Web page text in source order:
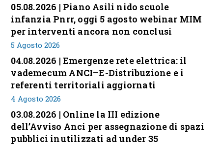
05.08.2026 | Piano Asili nido scuole
infanzia Pnrr, oggi 5 agosto webinar MIM
per interventi ancora non conclusi
5 Agosto 2026
04.08.2026 | Emergenze rete elettrica: il
vademecum ANCI–E-Distribuzione e i
referenti territoriali aggiornati
4 Agosto 2026
03.08.2026 | Online la III edizione
dell’Avviso Anci per assegnazione di spazi
pubblici inutilizzati ad under 35